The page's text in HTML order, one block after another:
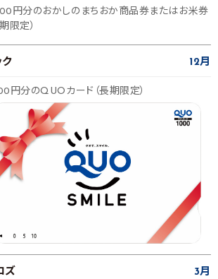
円分のおかしのまちおか商品券またはお米券
期限定）
ク 12月
円分のQUOカード（長期限定）
ズ 3月